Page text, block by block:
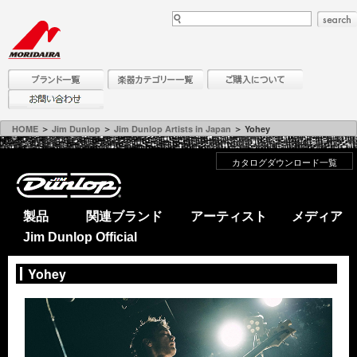
HOME ＞ Jim Dunlop ＞ Jim Dunlop Artists in Japan ＞ Yohey
カタログダウンロード一覧
製品 関連ブランド アーティスト
メディア
Jim Dunlop Official
Yohey